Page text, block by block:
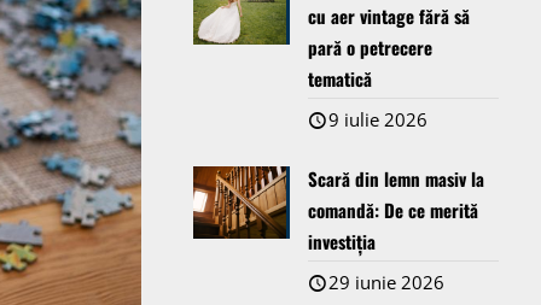
cu aer vintage fără să
pară o petrecere
tematică
9 iulie 2026
Scară din lemn masiv la
comandă: De ce merită
investiția
29 iunie 2026